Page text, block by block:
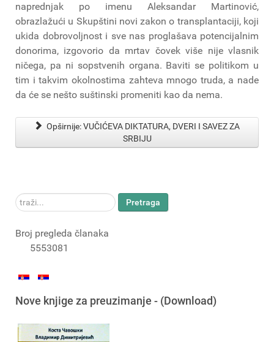
naprednjak po imenu Aleksandar Martinović,
obrazlažući u Skupštini novi zakon o transplantaciji, koji
ukida dobrovoljnost i sve nas proglašava potencijalnim
donorima, izgovorio da mrtav čovek više nije vlasnik
ničega, pa ni sopstvenih organa. Baviti se politikom u
tim i takvim okolnostima zahteva mnogo truda, a nade
da će se nešto suštinski promeniti kao da nema.
Opširnije: VUČIĆEVA DIKTATURA, DVERI I SAVEZ ZA
SRBIJU
traži... Pretraga
Broj pregleda članaka
5553081
Nove knjige za preuzimanje - (Download)